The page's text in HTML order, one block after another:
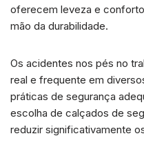
oferecem leveza e
mão da durabilidade.
Os acidentes nos pés no
real e frequente em
práticas de segurança
escolha de calçados de
reduzir significativamente